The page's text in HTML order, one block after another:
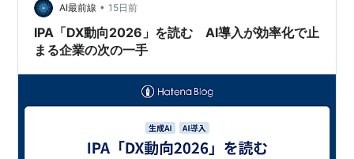
AI最前線 • 15日前
IPA「DX動向2026」を読む AI導入が効率化で止
まる企業の次の一手